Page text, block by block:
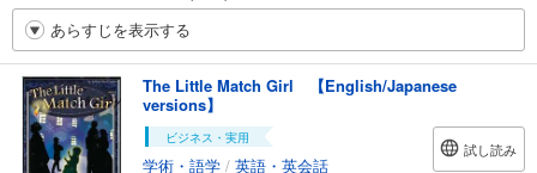
あらすじを表示する
The Little Match Girl 【English/Japanese
versions】
ビジネス・実用
学術・語学 / 英語・英会話
試し読み